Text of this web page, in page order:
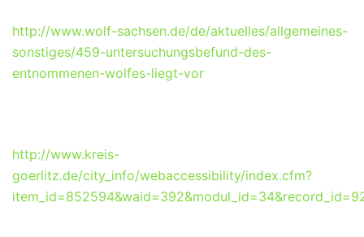
http://www.wolf-sachsen.de/de/aktuelles/allgemeines-
sonstiges/459-untersuchungsbefund-des-
entnommenen-wolfes-liegt-vor
http://www.kreis-
goerlitz.de/city_info/webaccessibility/index.cfm?